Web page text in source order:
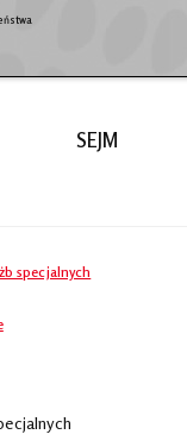
SEJM
specjalnych